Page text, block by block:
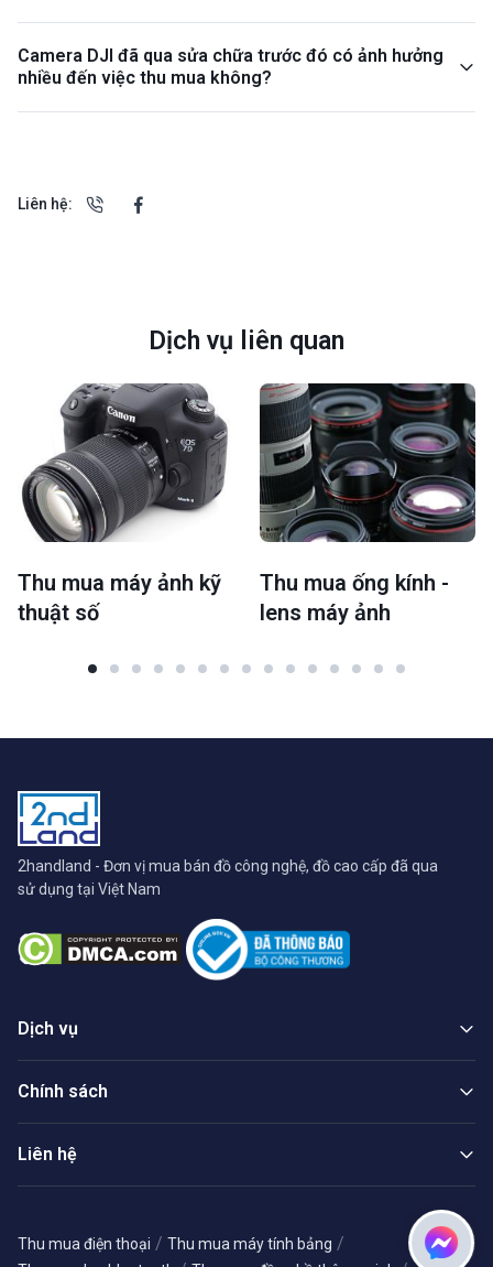
Camera DJI đã qua sửa chữa trước đó có ảnh hưởng
nhiều đến việc thu mua không?
Liên hệ:
Dịch vụ liên quan
Thu mua máy ảnh kỹ
thuật số
Thu mua ống kính -
lens máy ảnh
2handland - Đơn vị mua bán đồ công nghệ, đồ cao cấp đã qua
sử dụng tại Việt Nam
Dịch vụ
Chính sách
Liên hệ
Thu mua điện thoại / Thu mua máy tính bảng /